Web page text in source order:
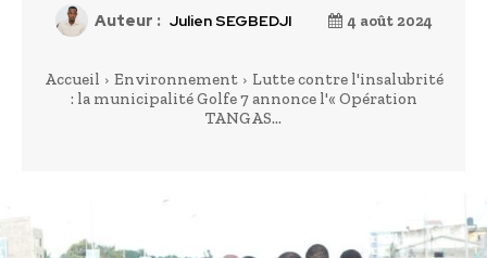
Auteur : Julien SEGBEDJI 4 août 2024
Accueil Environnement
Lutte contre l'insalubrité
: la municipalité Golfe 7 annonce l'« Opération
TANGAS...